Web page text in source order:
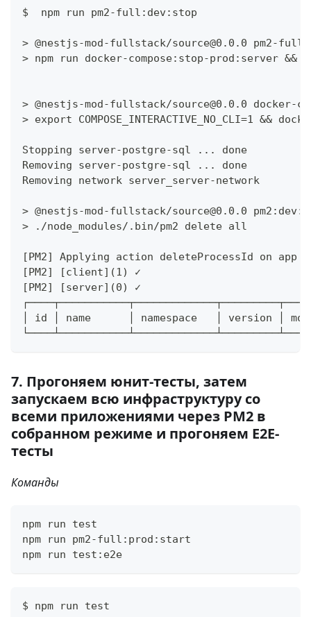
$  npm run pm2-full:dev:stop
> @nestjs-mod-fullstack/source@0.0.0 pm2-
> npm run docker-compose:stop-prod:server &&
> @nestjs-mod-fullstack/source@0.0.0 docker-
> export COMPOSE_INTERACTIVE_NO_CLI=1
Stopping server-postgre-sql ... done
Removing server-postgre-sql ... done
Removing network server_server-network
> @nestjs-mod-fullstack/source@0.0.0
> ./node_modules/.bin/pm2 delete all
[PM2] Applying action deleteProcessId on
[PM2] [client](1) ✓
[PM2] [server](0) ✓
│ id │ name      │ namespace   │ version
7. Прогоняем юнит-тесты, затем
запускаем всю инфраструктуру со
всеми приложениями через PM2 в
собранном режиме и прогоняем E2E-
тесты
Команды
npm run test
npm run pm2-full:prod:start
npm run test:e2e
$ npm run test